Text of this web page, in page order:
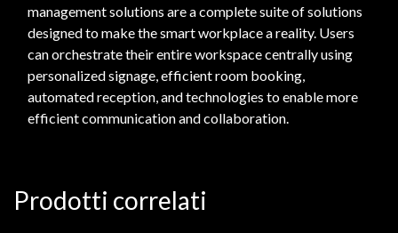
management solutions are a complete suite of solutions
designed to make the smart workplace a reality. Users
can orchestrate their entire workspace centrally using
personalized signage, efficient room booking,
automated reception, and technologies to enable more
efficient communication and collaboration.
Prodotti correlati